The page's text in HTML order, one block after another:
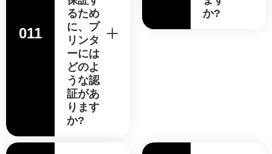
011
るため
に、プ
リンタ
ーには
どのよ
うな認
証があ
ります
か?
か?